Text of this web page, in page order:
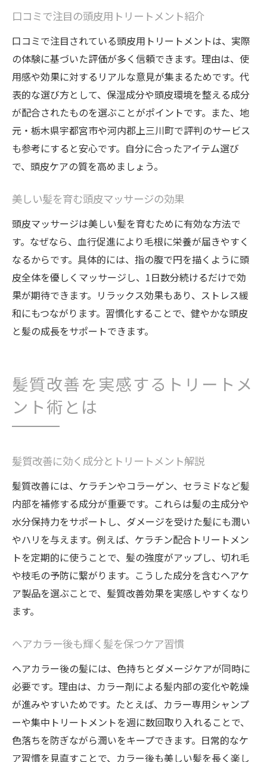
口コミで注目の頭皮用トリートメント紹介
口コミで注目されている頭皮用トリートメントは、実際
の体験に基づいた評価が多く信頼できます。理由は、使
用感や効果に対するリアルな意見が集まるためです。代
表的な選び方として、保湿成分や頭皮環境を整える成分
が配合されたものを選ぶことがポイントです。また、地
元・栃木県宇都宮市や河内郡上三川町で評判のサービス
も参考にすると安心です。自分に合ったアイテム選び
で、頭皮ケアの質を高めましょう。
美しい髪を育む頭皮マッサージの効果
頭皮マッサージは美しい髪を育むために有効な方法で
す。なぜなら、血行促進により毛根に栄養が届きやすく
なるからです。具体的には、指の腹で円を描くように頭
皮全体を優しくマッサージし、1日数分続けるだけで効
果が期待できます。リラックス効果もあり、ストレス緩
和にもつながります。習慣化することで、健やかな頭皮
と髪の成長をサポートできます。
髪質改善を実感するトリートメ
ント術とは
髪質改善に効く成分とトリートメント解説
髪質改善には、ケラチンやコラーゲン、セラミドなど髪
内部を補修する成分が重要です。これらは髪の主成分や
水分保持力をサポートし、ダメージを受けた髪にも潤い
やハリを与えます。例えば、ケラチン配合トリートメン
トを定期的に使うことで、髪の強度がアップし、切れ毛
や枝毛の予防に繋がります。こうした成分を含むヘアケ
ア製品を選ぶことで、髪質改善効果を実感しやすくなり
ます。
ヘアカラー後も輝く髪を保つケア習慣
ヘアカラー後の髪には、色持ちとダメージケアが同時に
必要です。理由は、カラー剤による髪内部の変化や乾燥
が進みやすいためです。たとえば、カラー専用シャンプ
ーや集中トリートメントを週に数回取り入れることで、
色落ちを防ぎながら潤いをキープできます。日常的なケ
ア習慣を見直すことで、カラー後も美しい髪を長く楽し